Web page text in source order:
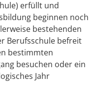
erfüllt und
beginnen noch
bestehenden
Berufsschule befreit
bestimmten
besuchen oder ein
Jahr